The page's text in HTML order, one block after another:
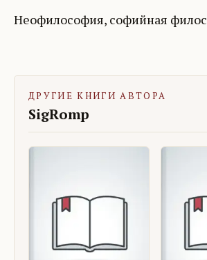
Неофилософия, софийная
ДРУГИЕ КНИГИ АВТОРА
SigRomp